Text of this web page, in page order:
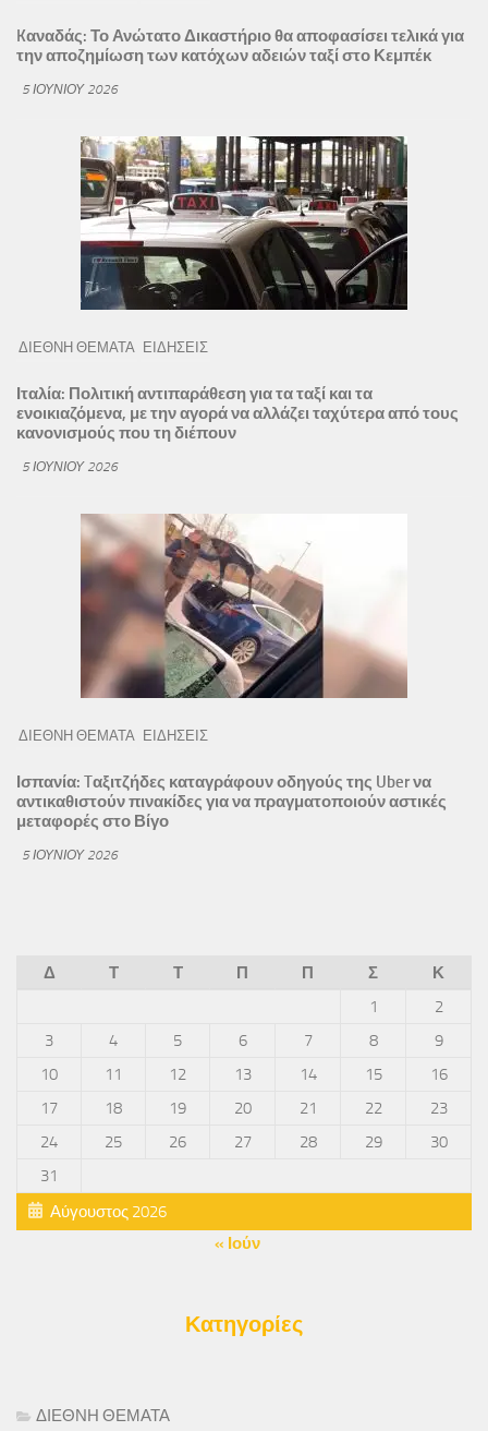
Kαναδάς: Το Ανώτατο Δικαστήριο θα αποφασίσει τελικά για
την αποζημίωση των κατόχων αδειών ταξί στο Κεμπέκ
5 ΙΟΥΝΊΟΥ 2026
ΔΙΕΘΝΗ ΘΕΜΑΤΑ ΕΙΔΗΣΕΙΣ
Ιταλία: Πολιτική αντιπαράθεση για τα ταξί και τα
ενοικιαζόμενα, με την αγορά να αλλάζει ταχύτερα από τους
κανονισμούς που τη διέπουν
5 ΙΟΥΝΊΟΥ 2026
ΔΙΕΘΝΗ ΘΕΜΑΤΑ ΕΙΔΗΣΕΙΣ
Ισπανία: Tαξιτζήδες καταγράφουν οδηγούς της Uber να
αντικαθιστούν πινακίδες για να πραγματοποιούν αστικές
μεταφορές στο Βίγο
5 ΙΟΥΝΊΟΥ 2026
Αύγουστος 2026
Δ Τ Τ Π Π Σ
Κ
1
2
3
4 5 6 7 8
9
10
11 12 13 14 15
16
17
18 19 20 21 22
23
24
25 26 27 28 29
30
31
« Ιούν
Κατηγορίες
ΔΙΕΘΝΗ ΘΕΜΑΤΑ